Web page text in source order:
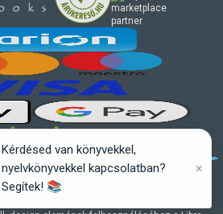
Minden jog fenntartva.
marketplace
partner
Kérdésed van könyvekkel,
nyelvkönyvekkel kapcsolatban?
Segítek! 📚
×